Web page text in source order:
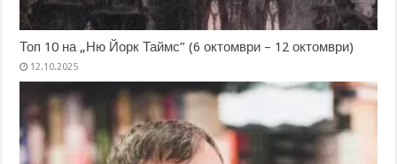
Топ 10 на „Ню Йорк Таймс” (6 октомври – 12 октомври)
12.10.2025